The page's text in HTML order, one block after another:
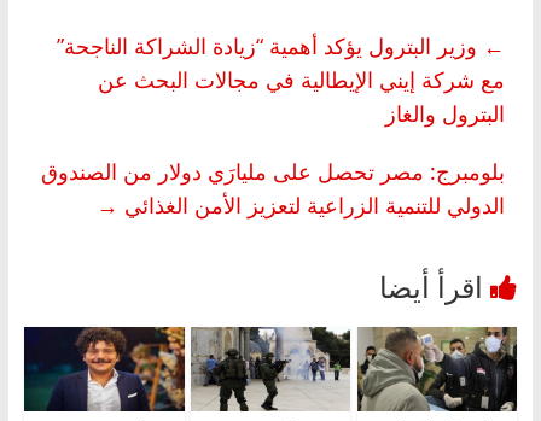
← وزير البترول يؤكد أهمية “زيادة الشراكة الناجحة”
مع شركة إيني الإيطالية في مجالات البحث عن
البترول والغاز
بلومبرج: مصر تحصل على مليارَي دولار من الصندوق
الدولي للتنمية الزراعية لتعزيز الأمن الغذائي →